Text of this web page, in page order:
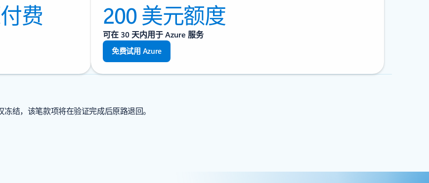
费 200 美元额度
可在 30 天内用于 Azure 服务
免费试用 Azure
结，该笔款项将在验证完成后原路退回。